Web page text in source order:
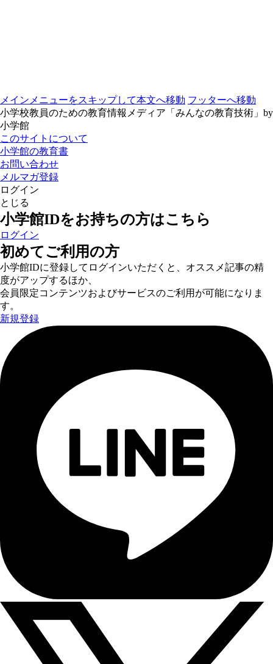
メインメニューをスキップして本文へ移動 フッターへ移動
小学校教員のための教育情報メディア「みんなの教育技術」by
小学館
このサイトについて
小学館の教育書
お問い合わせ
メルマガ登録
ログイン
とじる
小学館IDをお持ちの方はこちら
ログイン
初めてご利用の方
小学館IDに登録してログインいただくと、オススメ記事の精
度がアップするほか、
会員限定コンテンツおよびサービスのご利用が可能になりま
す。
新規登録